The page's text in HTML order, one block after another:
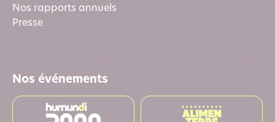
Nos rapports annuels
Presse
Nos événements